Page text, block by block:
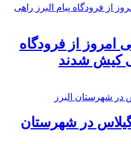
امروز از فرودگاه
کیش شدند
در شهرستان